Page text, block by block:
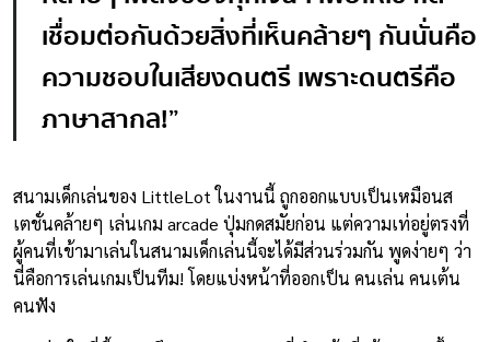
เชื่อมต่อกันด้วยสิ่งที่เห็นคล้ายๆ กันนั่นคือ
ความชอบในเสียงดนตรี เพราะดนตรีคือ
ภาษาสากล!”
สนามเด็กเล่นของ LittleLot ในงานนี้ ถูกออกแบบเป็นเหมือนส
เตชั่นคล้ายๆ เล่นเกม arcade ปุ่มกดสมัยก่อน แต่ความเท่อยู่ตรงที่
ผู้คนที่เข้ามาเล่นในสนามเด็กเล่นนี้จะได้มีส่วนร่วมกัน พูดง่ายๆ ว่า
นี่คือการเล่นเกมเป็นทีม! โดยแบ่งหน้าที่ออกเป็น คนเล่น คนเต้น
คนฟัง